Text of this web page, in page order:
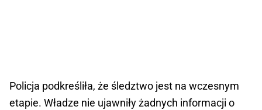
Policja podkreśliła, że śledztwo jest na wczesnym
etapie. Władze nie ujawniły żadnych informacji o